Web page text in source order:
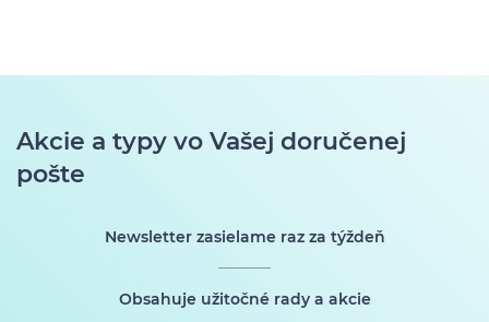
Akcie a typy vo Vašej doručenej
pošte
Newsletter zasielame raz za týždeň
Obsahuje užitočné rady a akcie